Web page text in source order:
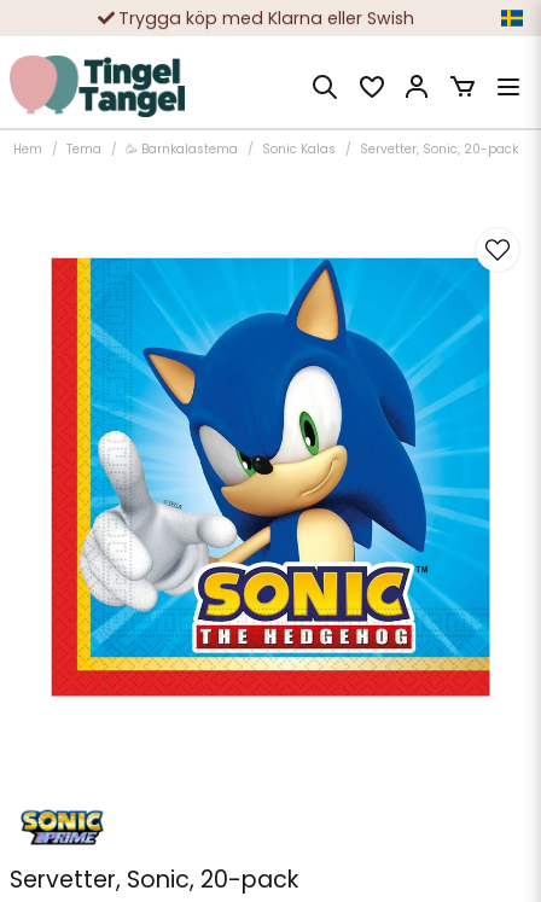
Trygga köp med Klarna eller Swish
10 000-tals nöjda kunder
Hem Tema 🥳 Barnkalastema Sonic Kalas Servetter, Sonic, 20-pack
Servetter, Sonic, 20-pack